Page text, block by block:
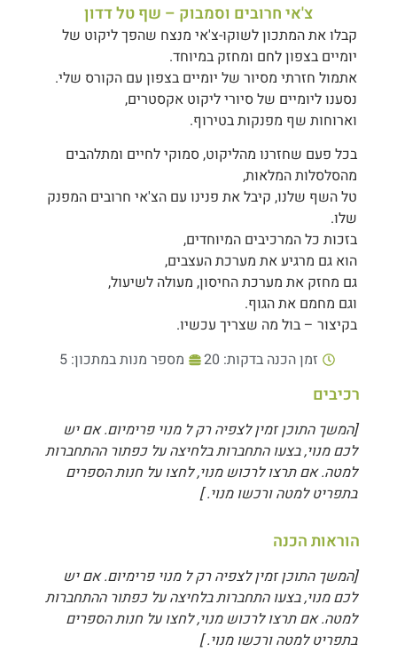
צ'אי חרובים וסמבוק – שף טל דדון
קבלו את המתכון לשוקו-צ'אי מנצח שהפך ליקוט של
יומיים בצפון לחם ומחזק במיוחד.
אתמול חזרתי מסיור של יומיים בצפון עם הקורס שלי.
נסענו ליומיים של סיורי ליקוט אקסטרים,
וארוחות שף מפנקות בטירוף.
בכל פעם שחזרנו מהליקוט, סמוקי לחיים ומתלהבים
מהסלסלות המלאות,
טל השף שלנו, קיבל את פנינו עם הצ'אי חרובים המפנק
שלו.
בזכות כל המרכיבים המיוחדים,
הוא גם מרגיע את מערכת העצבים,
גם מחזק את מערכת החיסון, מעולה לשיעול,
וגם מחמם את הגוף.
בקיצור – בול מה שצריך עכשיו.
זמן הכנה בדקות: 20
מספר מנות במתכון: 5
רכיבים
[המשך התוכן זמין לצפיה רק ל מנוי פרימיום. אם יש
לכם מנוי, בצעו התחברות בלחיצה על כפתור ההתחברות
למטה. אם תרצו לרכוש מנוי, לחצו על חנות הספרים
בתפריט למטה ורכשו מנוי. ]
הוראות הכנה
[המשך התוכן זמין לצפיה רק ל מנוי פרימיום. אם יש
לכם מנוי, בצעו התחברות בלחיצה על כפתור ההתחברות
למטה. אם תרצו לרכוש מנוי, לחצו על חנות הספרים
בתפריט למטה ורכשו מנוי. ]